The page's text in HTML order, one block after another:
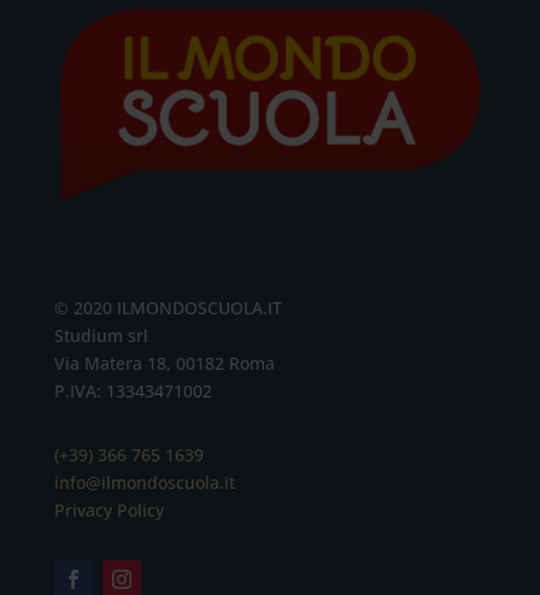
© 2020 ILMONDOSCUOLA.IT
Studium srl
Via Matera 18, 00182 Roma
P.IVA: 13343471002
(+39) 366 765 1639
info@ilmondoscuola.it
Privacy Policy